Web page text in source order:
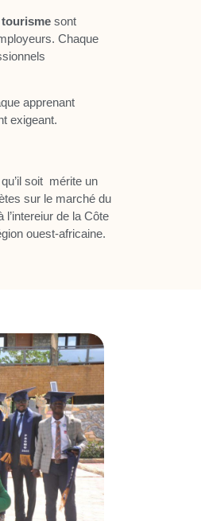
sont
Chaque
apprenant
exigeant.
soit mérite un
sur le marché du
de la Côte
ouest-africaine.